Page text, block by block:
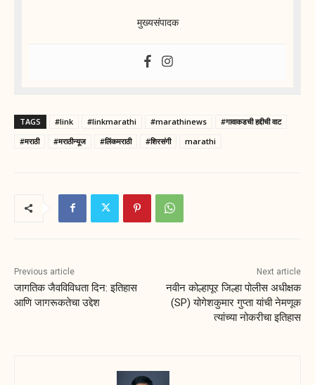
मुख्यसंपादक
TAGS #link #linkmarathi #marathinews
#गावाकडची हद्दीची वाट
#मराठी
#मराठीन्यूज #लिंकमराठी #शिरसंगी marathi
Previous article
जागतिक जैवविविधता दिन: इतिहास
आणि जागरूकतेचा उद्देश
Next article
नवीन कोल्हापूर जिल्हा पोलीस अधीक्षक
(SP) योगेशकुमार गुप्ता यांची नेमणूक
त्यांच्या नोकरीचा इतिहास